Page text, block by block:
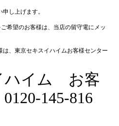
し上げます。
希望のお客様は、当店の留守電にメッ
、東京セキスイハイムお客様センター
ハイム お客
0120-145-816